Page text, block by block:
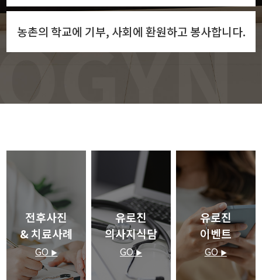
농촌의 학교에 기부, 사회에 환원하고 봉사합니다.
전후사진
& 치료사례
GO ▶
유로진
의사지식담
GO▶
유로진
이벤트
GO▶